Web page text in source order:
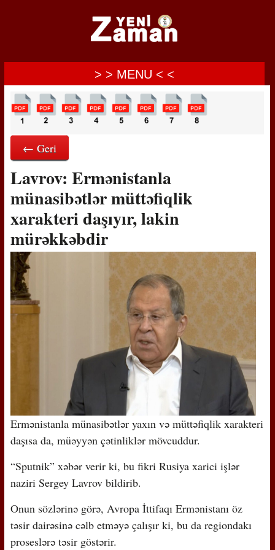
> > MENU < <
← Geri
Lavrov: Ermənistanla
münasibətlər müttəfiqlik
xarakteri daşıyır, lakin
mürəkkəbdir
Ermənistanla münasibətlər yaxın və müttəfiqlik xarakteri
daşısa da, müəyyən çətinliklər mövcuddur.
“Sputnik” xəbər verir ki, bu fikri Rusiya xarici işlər
naziri Sergey Lavrov bildirib.
Onun sözlərinə görə, Avropa İttifaqı Ermənistanı öz
təsir dairəsinə cəlb etməyə çalışır ki, bu da regiondakı
proseslərə təsir göstərir.